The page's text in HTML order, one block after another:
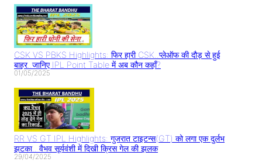
CSK VS PBKS Highlights: फिर हारी CSK..प्लेऑफ की दौड़ से हुई
बाहर..जानिए IPL Point Table में अब कौन कहाँ?
01/05/2025
RR VS GT IPL Highlights: गुजरात टाइटन्स(GT) को लगा एक दुर्लभ
झटका.. वैभव सूर्यवंशी में दिखी क्रिस गेल की झलक
29/04/2025